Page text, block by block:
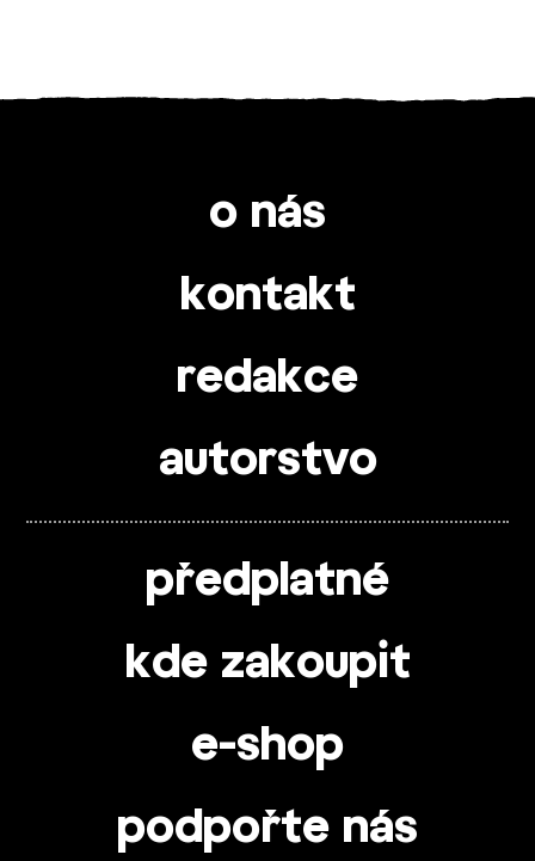
o nás
kontakt
redakce
autorstvo
předplatné
kde zakoupit
e-shop
podpořte nás